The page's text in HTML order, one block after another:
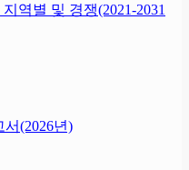
역별 및 경쟁(2021-2031
(2026년)